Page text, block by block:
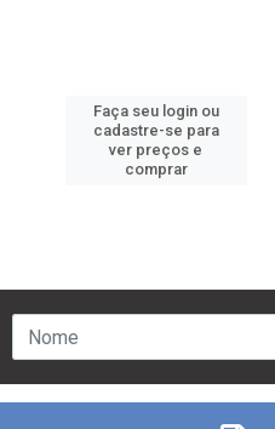
Faça seu login ou
cadastre-se para
ver preços e
comprar